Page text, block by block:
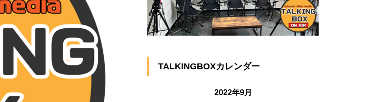
TALKINGBOXカレンダー
2022年9月